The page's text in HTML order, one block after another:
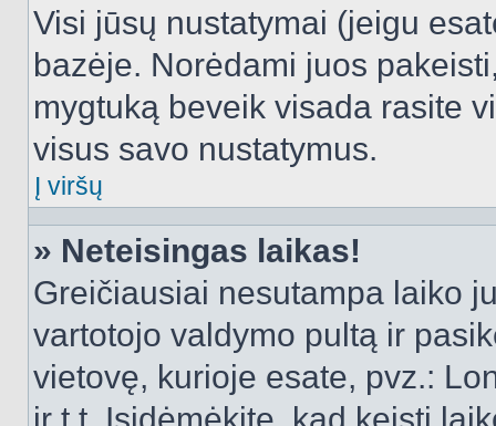
Visi jūsų nustatymai (jeigu
bazėje. Norėdami juos
mygtuką beveik visada rasite
visus savo nustatymus.
Į viršų
» Neteisingas laikas!
Greičiausiai nesutampa laiko
vartotojo valdymo pultą ir
vietovę, kurioje esate, pvz.: